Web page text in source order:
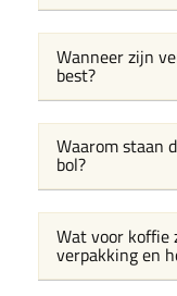
Wanneer zijn
best?
Waarom staan
bol?
Wat voor koffie
verpakking en